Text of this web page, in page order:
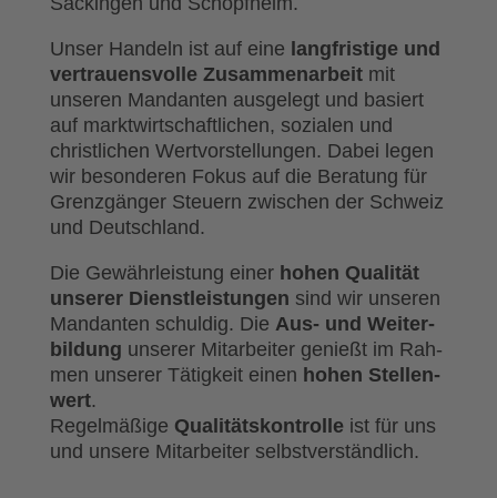
Unser Han­deln ist auf eine lang­fris­ti­ge und
ver­trau­ens­vol­le Zusam­men­ar­beitmit
unse­ren Man­dan­ten aus­ge­legt und basiert
auf markt­wirt­schaft­li­chen, sozia­len und
christ­li­chen Wert­vor­stel­lun­gen. Dabei legen
wir beson­de­ren Fokus auf die Bera­tung für
Grenz­gän­ger Steu­ern zwi­schen der Schweiz
und Deutsch­land.
Die Gewähr­leis­tung einer hohen Qua­li­tät
unse­rer Dienst­leis­tun­gen sind wir unse­ren
Man­dan­ten schul­dig. Die Aus- und Wei­ter­
bil­dung unse­rer Mit­ar­bei­ter genießt im Rah­
men unse­rer Tätig­keit einen hohen Stel­len­
wert.
Regel­mä­ßi­ge Qua­li­täts­kon­trol­leist für uns
und unse­re Mit­ar­bei­ter selbst­ver­ständ­lich.